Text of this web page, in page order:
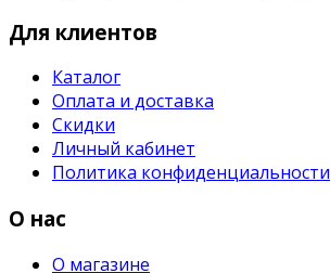
Для клиентов
Каталог
Оплата и доставка
Скидки
Личный кабинет
Политика конфиденциальности
О нас
О магазине